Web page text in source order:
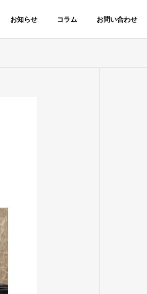
お知らせ コラム お問い合わせ